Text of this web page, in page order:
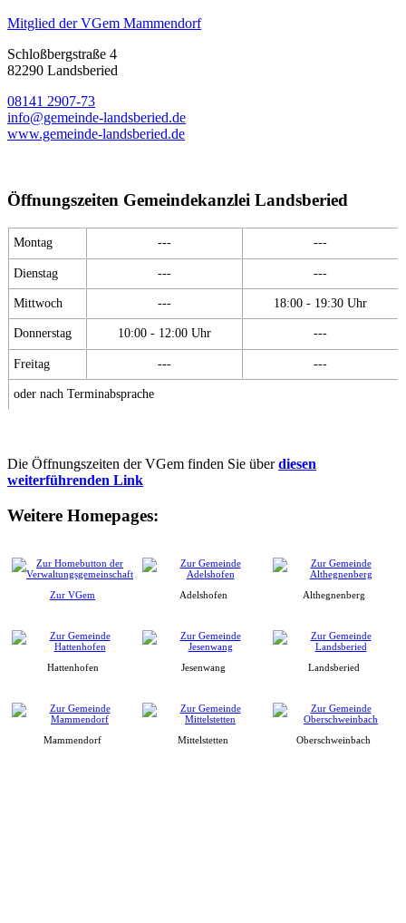
Mitglied der VGem Mammendorf
Schloßbergstraße 4
82290 Landsberied
08141 2907-73
info@gemeinde-landsberied.de
www.gemeinde-landsberied.de
Öffnungszeiten Gemeindekanzlei Landsberied
Montag --- ---
Dienstag --- ---
Mittwoch --- 18:00 - 19:30 Uhr
Donnerstag 10:00 - 12:00 Uhr ---
Freitag --- ---
oder nach Terminabsprache
Die Öffnungszeiten der VGem finden Sie überdiesen
weiterführenden Link
Weitere Homepages:
Zur VGem Adelshofen Althegnenberg
Hattenhofen Jesenwang Landsberied
Mammendorf Mittelstetten Oberschweinbach